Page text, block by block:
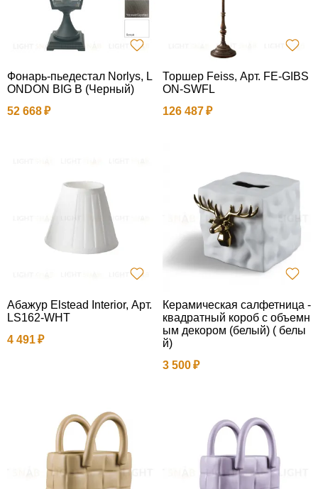
Фонарь-пьедестал Norlys, L
ONDON BIG B (Черный)
52 668
Торшер Feiss, Арт. FE-GIBS
ON-SWFL
126 487
Абажур Elstead Interior, Арт.
LS162-WHT
4 491
Керамическая салфетница -
квадратный короб с объемн
ым декором (белый) ( белы
й)
3 500